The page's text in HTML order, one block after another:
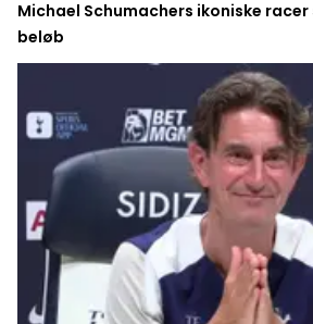
Michael Schumachers ikoniske
beløb